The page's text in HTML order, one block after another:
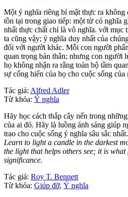
Một ý nghĩa riêng bí mật thực ra
tồn tại trong giao tiếp: một từ có nghĩa
nhất thực chất chỉ là vô nghĩa. với mục
ta cũng vậy; ý nghĩa duy nhất của
đối với người khác. Mỗi con người
quan trọng bản thân; nhưng con người
họ không nhận ra rằng toàn bộ tầm
sự cống hiến của họ cho cuộc sống
Tác giả: Alfred Adler
Từ khóa: Ý nghĩa
Hãy học cách thắp cây nến trong
của ai đó. Hãy là luồng ánh sáng giúp
trao cho cuộc sống ý nghĩa sâu sắc nhất.
Learn to light a candle in the darkest
the light that helps others see; it is what
significance.
Tác giả: Roy T. Bennett
Từ khóa: Giúp đỡ, Ý nghĩa